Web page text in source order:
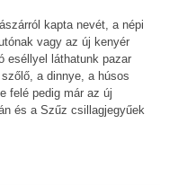
kapta nevét, a népi
vagy az új kenyér
eséllyel láthatunk pazar
a dinnye, a húsos
felé pedig már az új
és a Szűz csillagjegyűek